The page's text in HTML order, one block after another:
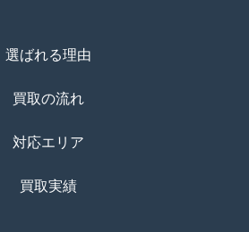
選ばれる理由
買取の流れ
対応エリア
買取実績